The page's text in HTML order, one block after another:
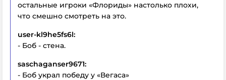
остальные игроки «Флориды» настолько плохи,
что смешно смотреть на это.
user-kl9he5fs6l:
- Боб - стена.
saschaganser9671:
- Боб украл победу у «Вегаса»